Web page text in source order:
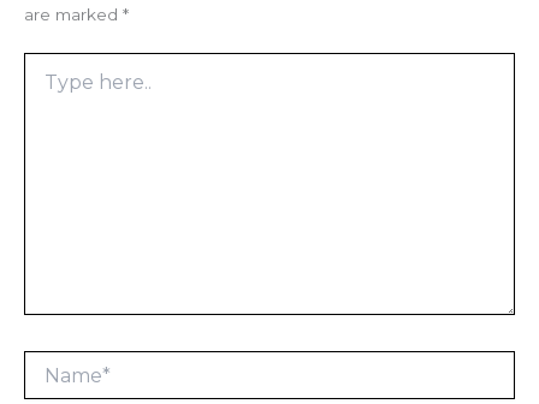
are marked *
here..